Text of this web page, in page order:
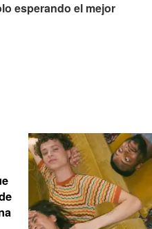
esperando el mejor